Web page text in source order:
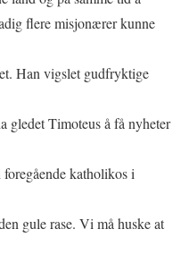
ﬂere misjonærer kunne
Han vigslet gudfryktige
gledet Timoteus å få nyheter
katholikos i
gule rase. Vi må huske at